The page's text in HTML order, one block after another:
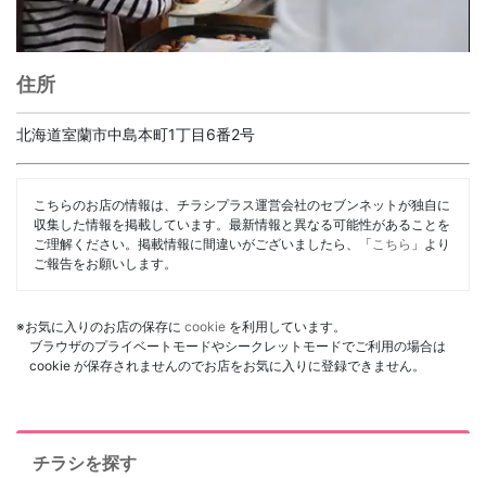
住所
北海道室蘭市中島本町1丁目6番2号
こちらのお店の情報は、チラシプラス運営会社のセブンネットが独自に
収集した情報を掲載しています。最新情報と異なる可能性があることを
ご理解ください。掲載情報に間違いがございましたら、「 こちら 」より
ご報告をお願いします。
※お気に入りのお店の保存に cookie を利用しています。
ブラウザのプライベートモードやシークレットモードでご利用の場合は
cookie が保存されませんのでお店をお気に入りに登録できません。
チラシを探す